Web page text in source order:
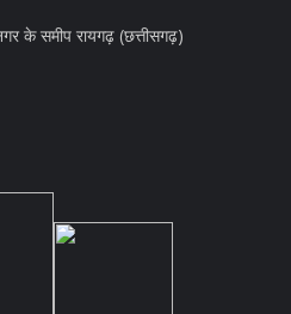
के समीप रायगढ़ (छत्तीसगढ़)